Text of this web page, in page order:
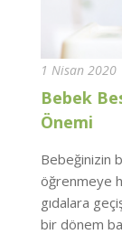
1 Nisan 2020
Bebek
Önemi
Bebeğinizin
öğrenmeye
gıdalara
bir dönem